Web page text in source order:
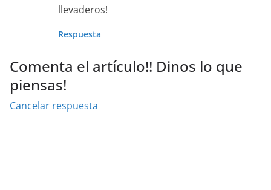
llevaderos!
Respuesta
Comenta el artículo!! Dinos lo que
piensas!
Cancelar respuesta